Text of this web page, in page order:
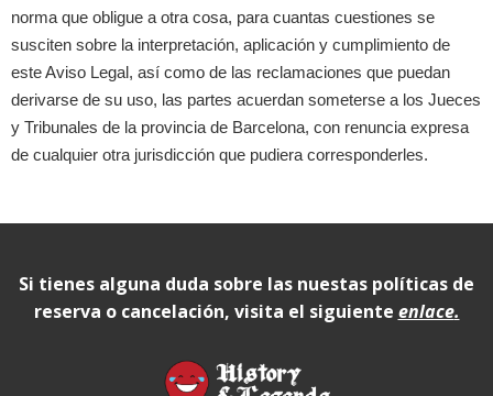
norma que obligue a otra cosa, para cuantas cuestiones se
susciten sobre la interpretación, aplicación y cumplimiento de
este Aviso Legal, así como de las reclamaciones que puedan
derivarse de su uso, las partes acuerdan someterse a los Jueces
y Tribunales de la provincia de Barcelona, con renuncia expresa
de cualquier otra jurisdicción que pudiera corresponderles.
Si tienes alguna duda sobre las nuestas políticas de
reserva o cancelación, visita el siguiente enlace.